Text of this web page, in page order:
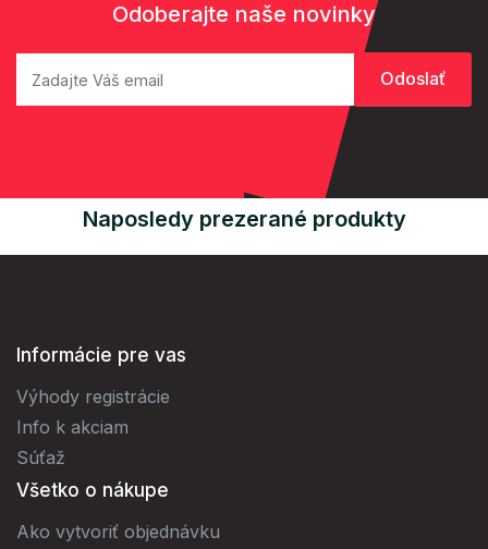
Odoberajte naše novinky
Naposledy prezerané produkty
Informácie pre vas
Výhody registrácie
Info k akciam
Súťaž
Všetko o nákupe
Ako vytvoriť objednávku